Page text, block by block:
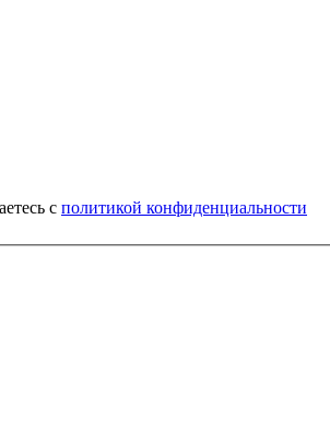
c политикой конфиденциальности